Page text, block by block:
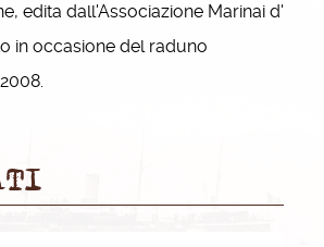
edita dall'Associazione Marinai d'
in occasione del raduno